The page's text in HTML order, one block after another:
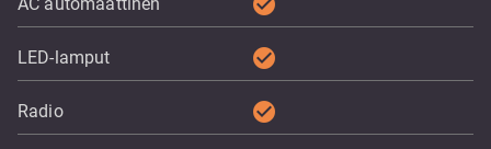
LED-lamput check_circle
Radio check_circle